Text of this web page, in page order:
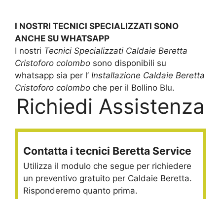
I NOSTRI TECNICI SPECIALIZZATI SONO
ANCHE SU WHATSAPP
I nostri Tecnici Specializzati Caldaie Beretta
Cristoforo colombo sono disponibili su
whatsapp sia per l’ Installazione Caldaie Beretta
Cristoforo colombo che per il Bollino Blu.
Richiedi Assistenza
Contatta i tecnici Beretta Service
Utilizza il modulo che segue per richiedere
un preventivo gratuito per Caldaie Beretta.
Risponderemo quanto prima.